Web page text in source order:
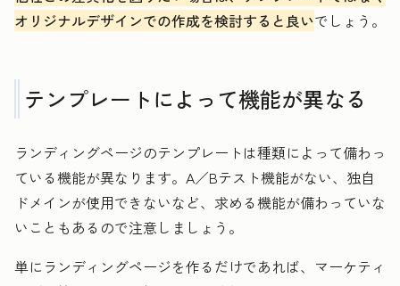
オリジナルデザインでの作成を検討すると良いでしょう。
テンプレートによって機能が異なる
ランディングページのテンプレートは種類によって備わっ
ている機能が異なります。A／Bテスト機能がない、独自
ドメインが使用できないなど、求める機能が備わっていな
いこともあるので注意しましょう。
単にランディングページを作るだけであれば、マーケティ